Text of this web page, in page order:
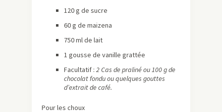
120 g de sucre
60 g de maizena
750 ml de lait
1 gousse de vanille grattée
Facultatif : 2 Cas de praliné ou 100 g de
chocolat fondu ou quelques gouttes
d’extrait de café.
Pour les choux